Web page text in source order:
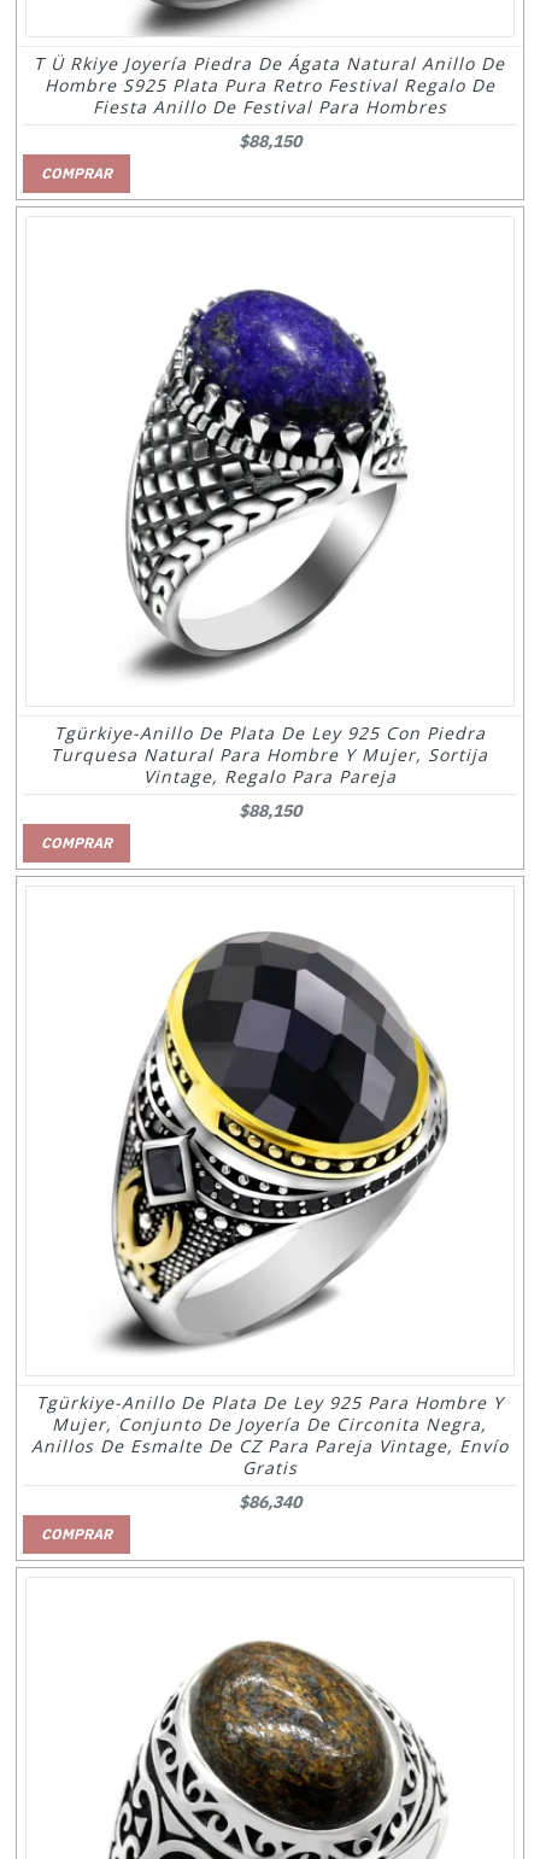
T Ü Rkiye Joyería Piedra De Ágata Natural Anillo De
Hombre S925 Plata Pura Retro Festival Regalo De
Fiesta Anillo De Festival Para Hombres
$88,150
COMPRAR
Tgürkiye-Anillo De Plata De Ley 925 Con Piedra
Turquesa Natural Para Hombre Y Mujer, Sortija
Vintage, Regalo Para Pareja
$88,150
COMPRAR
Tgürkiye-Anillo De Plata De Ley 925 Para Hombre Y
Mujer, Conjunto De Joyería De Circonita Negra,
Anillos De Esmalte De CZ Para Pareja Vintage, Envío
Gratis
$86,340
COMPRAR